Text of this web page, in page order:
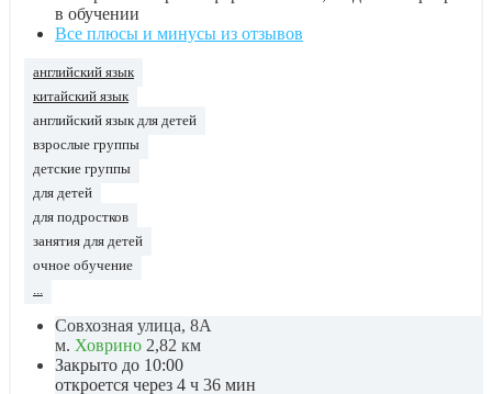
в обучении
Все плюсы и минусы из отзывов
английский язык
китайский язык
английский язык для детей
взрослые группы
детские группы
для детей
для подростков
занятия для детей
очное обучение
...
Совхозная улица, 8А
м. Ховрино 2,82 км
Закрыто до 10:00
откроется через 4 ч 36 мин